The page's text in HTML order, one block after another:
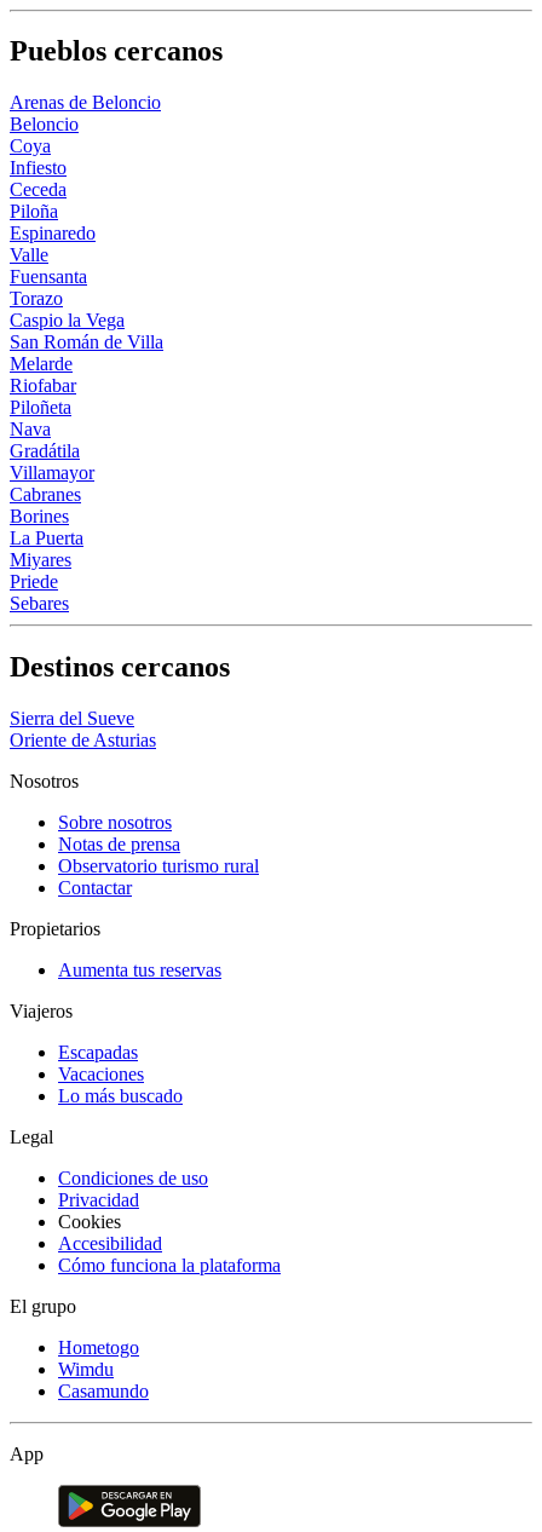
Pueblos cercanos
Arenas de Beloncio
Beloncio
Coya
Infiesto
Ceceda
Piloña
Espinaredo
Valle
Fuensanta
Torazo
Caspio la Vega
San Román de Villa
Melarde
Riofabar
Piloñeta
Nava
Gradátila
Villamayor
Cabranes
Borines
La Puerta
Miyares
Priede
Sebares
Destinos cercanos
Sierra del Sueve
Oriente de Asturias
Nosotros
Sobre nosotros
Notas de prensa
Observatorio turismo rural
Contactar
Propietarios
Aumenta tus reservas
Viajeros
Escapadas
Vacaciones
Lo más buscado
Legal
Condiciones de uso
Privacidad
Cookies
Accesibilidad
Cómo funciona la plataforma
El grupo
Hometogo
Wimdu
Casamundo
App